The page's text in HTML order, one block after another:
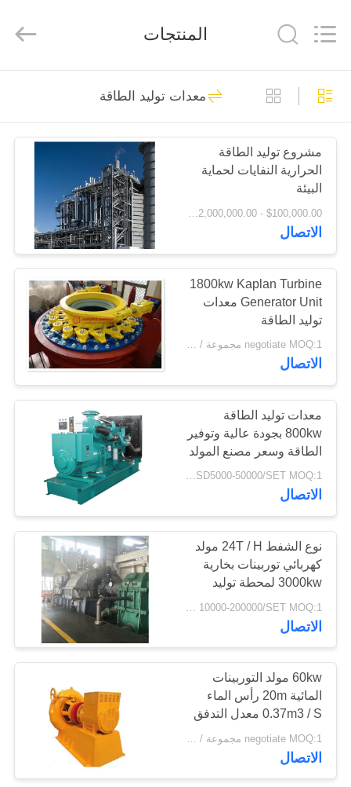
الصفحة
الرئيسية
منتجات
عرض
الواقع
الافتراضي
معلومات
جولة
المعمل
مراقبة
الجودة
اتصل
أخبار
اطلب
اقتباس
خريطة
Industries
CO.,LTD.
طاحونة ترس التروس
شطبة ترس والعتاد
24
طاحونة جير جير
97
المسبوكات
والمطروقات
255
77
المنتجات
معدات توليد الطاقة
مشروع توليد الطاقة
الحرارية النفايات لحماية
البيئة
$100,000.00 - $2,000,000.00 / Set MOQ:1 مجموعة / مجموعات
الاتصال
1800kw Kaplan Turbine
Generator Unit معدات
توليد الطاقة
negotiate MOQ:1 مجموعة / مجموعات
الاتصال
معدات توليد الطاقة
800kw بجودة عالية وتوفير
الطاقة وسعر مصنع المولد
USD5000-50000/SET MOQ:1 مجموعة / مجموعات
الاتصال
نوع الشفط 24T / H مولد
كهربائي توربينات بخارية
3000kw لمحطة توليد
الكهرباء
الاتصال
60kw مولد التوربينات
المائية 20m رأس الماء
0.37m3 / S معدل التدفق
negotiate MOQ:1 مجموعة / مجموعات
الاتصال